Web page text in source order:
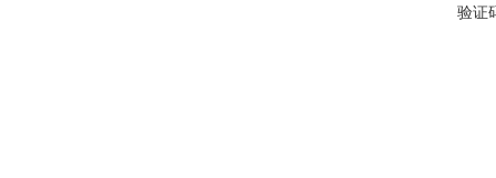
验证